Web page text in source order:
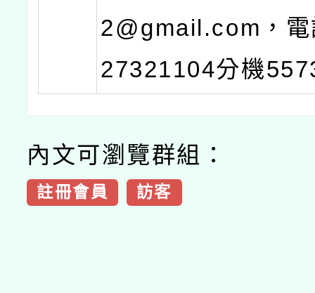
2@gmail.com，
27321104分機
內文可瀏覽群組：
註冊會員 訪客